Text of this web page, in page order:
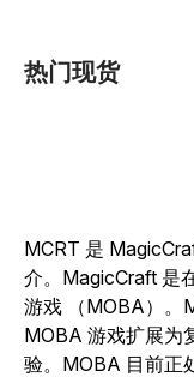
热门现货
MCRT 是
介。MagicCraft 是
游戏 （MOBA）。
MOBA 游戏扩展为
验。MOBA 目前正